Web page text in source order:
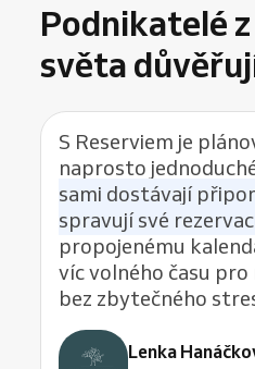
Podnikatelé
světa
S Reserviem je
naprosto
sami dostávají
spravují své
propojenému
víc volného času pro
bez zbytečného
Lenka